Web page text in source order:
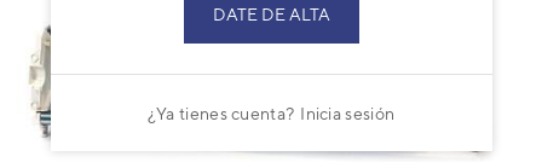
DATE DE ALTA
¿Ya tienes cuenta? Inicia sesión